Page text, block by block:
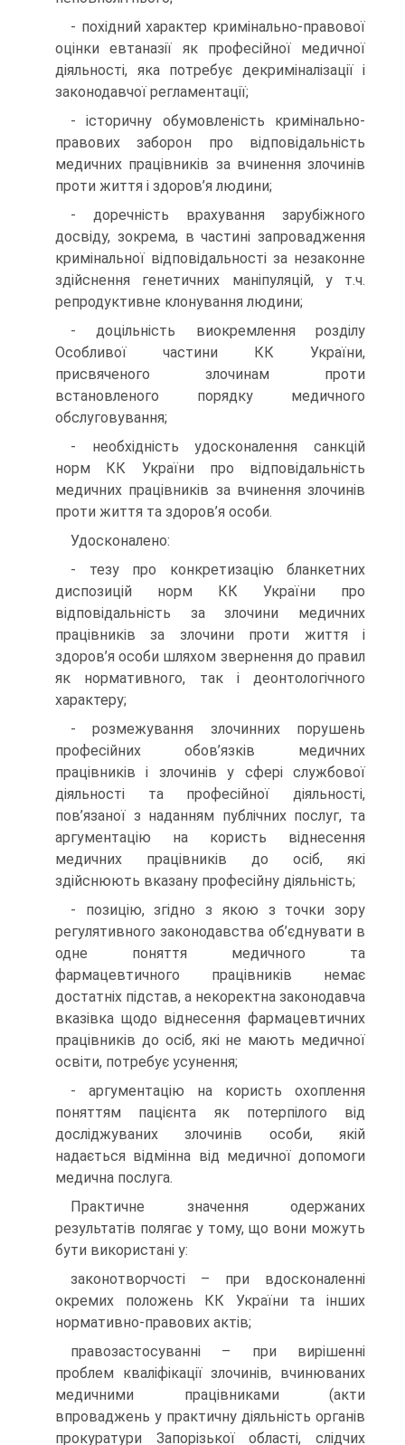
- похідний характер кримінально-правової
оцінки евтаназії як професійної медичної
діяльності, яка потребує декриміналізації і
законодавчої регламентації;
- історичну обумовленість кримінально-
правових заборон про відповідальність
медичних працівників за вчинення злочинів
проти життя і здоров’я людини;
- доречність врахування зарубіжного
досвіду, зокрема, в частині запровадження
кримінальної відповідальності за незаконне
здійснення генетичних маніпуляцій, у т.ч.
репродуктивне клонування людини;
- доцільність виокремлення розділу
Особливої частини КК України,
присвяченого злочинам проти
встановленого порядку медичного
обслуговування;
- необхідність удосконалення санкцій
норм КК України про відповідальність
медичних працівників за вчинення злочинів
проти життя та здоров’я особи.
Удосконалено:
- тезу про конкретизацію бланкетних
диспозицій норм КК України про
відповідальність за злочини медичних
працівників за злочини проти життя і
здоров’я особи шляхом звернення до правил
як нормативного, так і деонтологічного
характеру;
- розмежування злочинних порушень
професійних обов’язків медичних
працівників і злочинів у сфері службової
діяльності та професійної діяльності,
пов’язаної з наданням публічних послуг, та
аргументацію на користь віднесення
медичних працівників до осіб, які
здійснюють вказану професійну діяльність;
- позицію, згідно з якою з точки зору
регулятивного законодавства об’єднувати в
одне поняття медичного та
фармацевтичного працівників немає
достатніх підстав, а некоректна законодавча
вказівка щодо віднесення фармацевтичних
працівників до осіб, які не мають медичної
освіти, потребує усунення;
- аргументацію на користь охоплення
поняттям пацієнта як потерпілого від
досліджуваних злочинів особи, якій
надається відмінна від медичної допомоги
медична послуга.
Практичне значення одержаних
результатів полягає у тому, що вони можуть
бути використані у:
законотворчості – при вдосконаленні
окремих положень КК України та інших
нормативно-правових актів;
правозастосуванні – при вирішенні
проблем кваліфікації злочинів, вчинюваних
медичними працівниками (акти
впроваджень у практичну діяльність органів
прокуратури Запорізької області, слідчих